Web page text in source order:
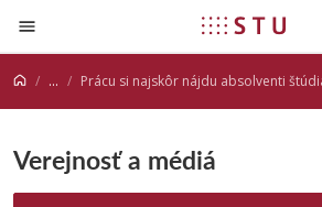
Prejsť na obsah
... Prácu si najskôr nájdu absolventi štúdia so zameraním na informačné technológie
Verejnosť a médiá